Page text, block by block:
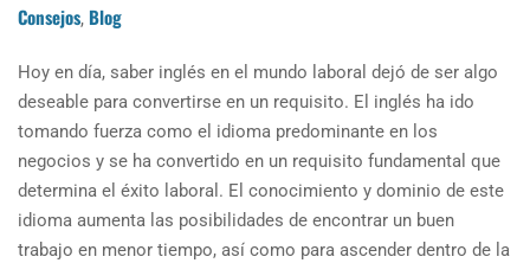
Consejos, Blog
Hoy en día, saber inglés en el mundo laboral dejó de ser algo
deseable para convertirse en un requisito. El inglés ha ido
tomando fuerza como el idioma predominante en los
negocios y se ha convertido en un requisito fundamental que
determina el éxito laboral. El conocimiento y dominio de este
idioma aumenta las posibilidades de encontrar un buen
trabajo en menor tiempo, así como para ascender dentro de la